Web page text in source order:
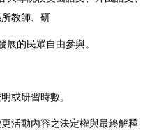
教師、研
的民眾自由參與。
或研習時數。
活動內容之決定權與最終解釋